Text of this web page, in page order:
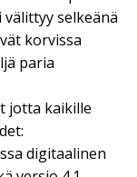
selkeänä
korvissa
paria
jotta kaikille
digitaalinen